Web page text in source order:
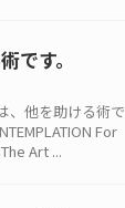
です。
、他を助ける術で
For
Art ...